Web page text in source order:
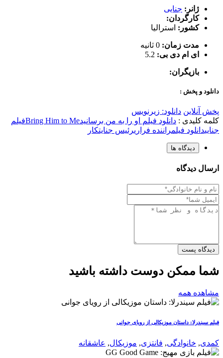
ژانر: جنایی
کارگردان:
کشور: استرالیا
مدت زمان: 0 ثانیه
ای ام دی بی: 5.2
بازیگران:
دانلود و پخش :
پخش آنلاین دانلود: زیرنویس
کلمه کلیدی : دانلود فیلم او را به من برسانیدBring Him to Meفیلم
جناییدانلود فیلمراننده فراریرئیس جنایتکار
دیدگاه ها
ارسال دیدگاه
دیدگاه پست
شما ممکن دوست داشته باشید
مشاهده همه
فیلم سیندرلا: داستان موزیکالی از رویای جوانی
کمدی, خانوادگی, فانتزی, موزیکال, عاشقانه